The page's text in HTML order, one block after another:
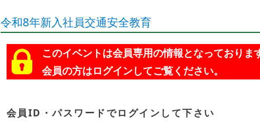
令和8年新入社員交通安全教育
このイベントは会員専用の情報となっておりま
会員の方はログインしてご覧ください。
会員ID・パスワードでログインして下さい